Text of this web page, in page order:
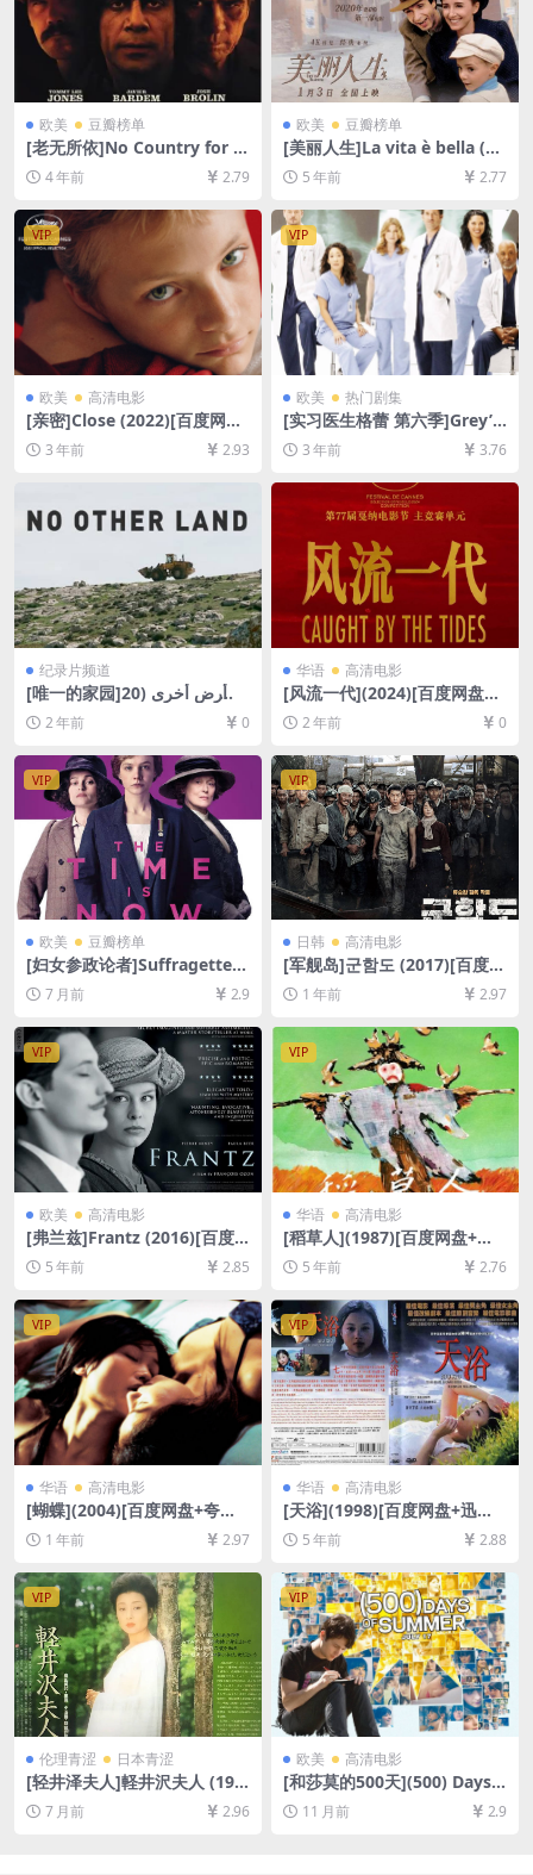
欧美 豆瓣榜单
[老无所依]No Country for O
ld Men (2007)[百度网盘+迅
雷云盘资源1080P超清未删减]
[MP4/7.8GB][中英字幕]
4 年前 2.79
欧美 豆瓣榜单
[美丽人生]La vita è bella (19
97)[百度网盘+迅雷云盘资源1
080P超清未删减][MP4/7.5G
B][原声中字]
5 年前 2.77
VIP
欧美 高清电影
[亲密]Close (2022)[百度网盘
+迅雷云盘资源1080P超清未
删减][MP4/6GB][中文字幕]
3 年前 2.93
VIP
欧美 热门剧集
[实习医生格蕾 第六季]Grey’s
Anatomy Season 6 (2009)
[百度网盘+夸克网盘1080P超
清未删减资源][网盘在线播放/
下载][MP4/67GB][奈飞官方
3 年前 3.76
纪录片频道
[唯一的家园]لا أرض أخرى (20
24)[百度网盘+夸克网盘1080P
超清未删减资源][网盘在线播
幕]
2 年前 0
华语 高清电影
[风流一代](2024)[百度网盘
+夸克网盘1080P超清未删减
资源][网盘在线播放/下载][MP
2 年前 0
VIP
欧美 豆瓣榜单
[妇女参政论者]Suffragette
(2015)[百度网盘+夸克网盘10
80P超清未删减资源][网盘在
线播放/下载][MP4/8.8GB][中
英字幕]
7 月前 2.9
VIP
日韩 高清电影
[军舰岛]군함도 (2017)[百度网
盘+夸克网盘1080P超清未删
减资源][网盘在线播放/下载]
[MP4/8.6GB][中文字幕]
1 年前 2.97
VIP
欧美 高清电影
[弗兰兹]Frantz (2016)[百度
网盘+迅雷云盘资源1080P超
清未删减][MP4/7.2GB][中英
字幕]
5 年前 2.85
VIP
华语 高清电影
[稻草人](1987)[百度网盘+迅
雷云盘资源高清未删减][MP4/
4.8GB][中英字幕]
5 年前 2.76
VIP
华语 高清电影
[蝴蝶](2004)[百度网盘+夸克
网盘1080P超清未删减资源]
[网盘在线播放/下载][MP4/8.
1 年前 2.97
VIP
华语 高清电影
[天浴](1998)[百度网盘+迅雷
云盘资源高清未删减][MP4/5.
1GB][中文字幕]【视频文件
码）】
5 年前 2.88
VIP
伦理青涩 日本青涩
[轻井泽夫人]軽井沢夫人 (198
2)[百度网盘+夸克网盘1080P
超清未删减资源][网盘在线播
7 月前 2.96
VIP
欧美 高清电影
[和莎莫的500天](500) Days o
f Summer (2009)[百度网盘
+夸克网盘1080P超清未删减
11 月前 2.9